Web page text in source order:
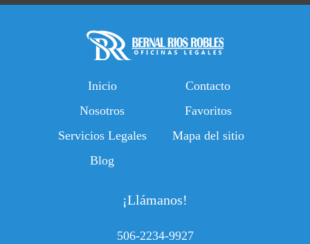
Inicio
Nosotros
Servicios Legales
Blog
Contacto
Favoritos
Mapa del sitio
¡Llámanos!
506-2234-9927